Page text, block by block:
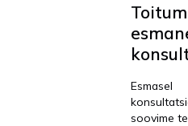
Esmasel
soovime